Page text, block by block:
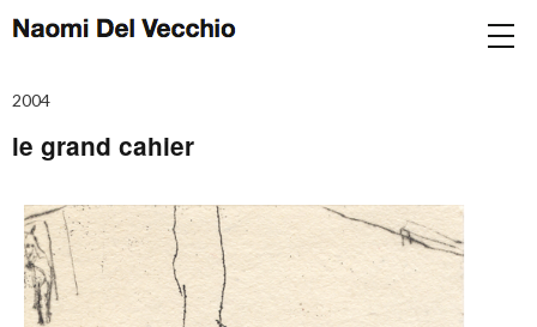
2004
le grand cahier